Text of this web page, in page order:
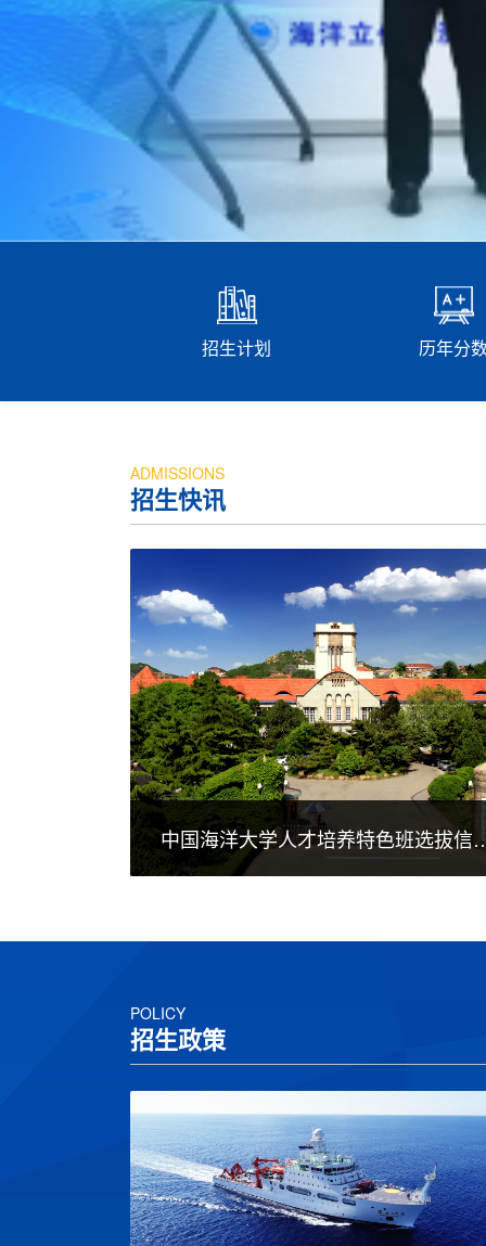
招生计划 历年分
ADMISSIONS
招生快讯
中国海洋大学
POLICY
招生政策